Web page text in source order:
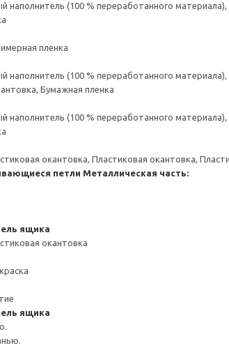
(100 % переработанного
пленка
(100 % переработанного
Бумажная пленка
(100 % переработанного
окантовка, Пластиковая окантовка,
петли Металлическая часть:
ящика
окантовка
ящика